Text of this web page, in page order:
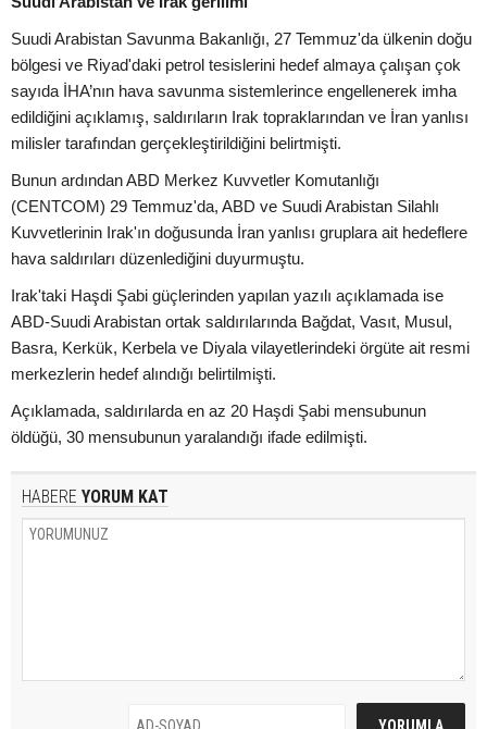
Suudi Arabistan Savunma Bakanlığı, 27 Temmuz'da ülkenin doğu
bölgesi ve Riyad'daki petrol tesislerini hedef almaya çalışan çok
sayıda İHA’nın hava savunma sistemlerince engellenerek imha
edildiğini açıklamış, saldırıların Irak topraklarından ve İran yanlısı
milisler tarafından gerçekleştirildiğini belirtmişti.
Bunun ardından ABD Merkez Kuvvetler Komutanlığı
(CENTCOM) 29 Temmuz'da, ABD ve Suudi Arabistan Silahlı
Kuvvetlerinin Irak'ın doğusunda İran yanlısı gruplara ait hedeflere
hava saldırıları düzenlediğini duyurmuştu.
Irak'taki Haşdi Şabi güçlerinden yapılan yazılı açıklamada ise
ABD-Suudi Arabistan ortak saldırılarında Bağdat, Vasıt, Musul,
Basra, Kerkük, Kerbela ve Diyala vilayetlerindeki örgüte ait resmi
merkezlerin hedef alındığı belirtilmişti.
Açıklamada, saldırılarda en az 20 Haşdi Şabi mensubunun
öldüğü, 30 mensubunun yaralandığı ifade edilmişti.
HABERE YORUM KAT